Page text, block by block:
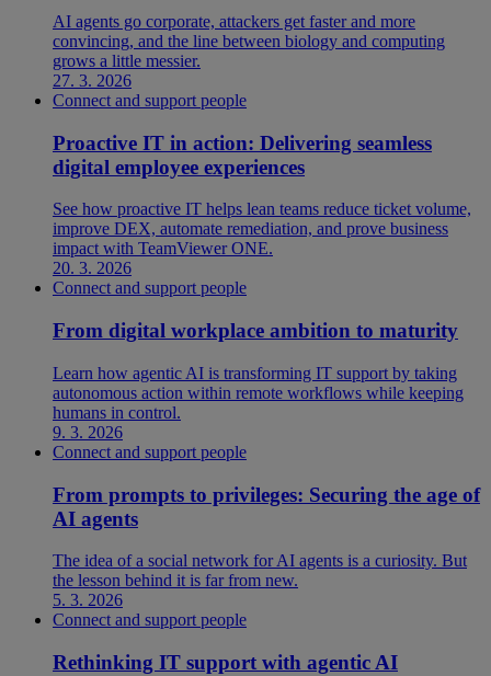
AI agents go corporate, attackers get faster and more
convincing, and the line between biology and computing
grows a little messier.
27. 3. 2026
Connect and support people
Proactive IT in action: Delivering seamless
digital employee experiences
See how proactive IT helps lean teams reduce ticket volume,
improve DEX, automate remediation, and prove business
impact with TeamViewer ONE.
20. 3. 2026
Connect and support people
From digital workplace ambition to maturity
Learn how agentic AI is transforming IT support by taking
autonomous action within remote workflows while keeping
humans in control.
9. 3. 2026
Connect and support people
From prompts to privileges: Securing the age of
AI agents
The idea of a social network for AI agents is a curiosity. But
the lesson behind it is far from new.
5. 3. 2026
Connect and support people
Rethinking IT support with agentic AI